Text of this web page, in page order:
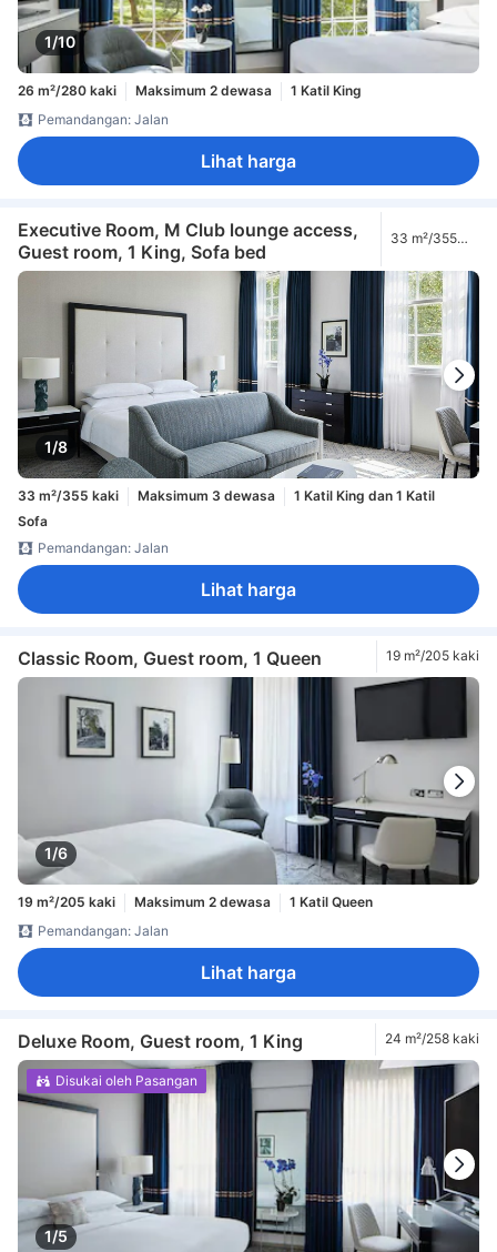
1/10
26 m²/280 kaki Maksimum 2 dewasa
1 Katil King
Pemandangan: Jalan
Lihat harga
Executive Room, M Club lounge access,
Guest room, 1 King, Sofa bed
33 m²/355
1/8
33 m²/355 kaki Maksimum 3 dewasa
1 Katil King dan 1 Katil
Sofa
Pemandangan: Jalan
Lihat harga
Classic Room, Guest room, 1 Queen 19 m²/205 kaki
1/6
19 m²/205 kaki Maksimum 2 dewasa
1 Katil Queen
Pemandangan: Jalan
Lihat harga
Deluxe Room, Guest room, 1 King 24 m²/258 kaki
1/5
Disukai oleh Pasangan